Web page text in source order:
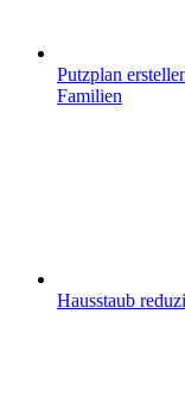
Putzplan
Familien
Hausstaub